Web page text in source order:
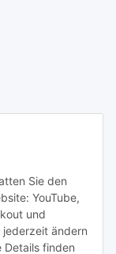
Sie den
YouTube,
und
jederzeit ändern
Details finden